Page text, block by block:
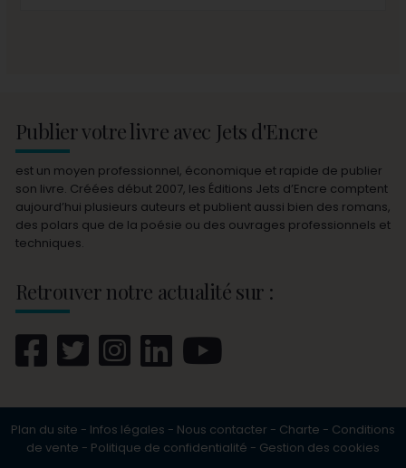
Publier votre livre avec Jets d'Encre
est un moyen professionnel, économique et rapide de publier
son livre. Créées début 2007, les Éditions Jets d’Encre comptent
aujourd’hui plusieurs auteurs et publient aussi bien des romans,
des polars que de la poésie ou des ouvrages professionnels et
techniques.
Retrouver notre actualité sur :
Plan du site - Infos légales - Nous contacter - Charte - Conditions
de vente - Politique de confidentialité - Gestion des cookies